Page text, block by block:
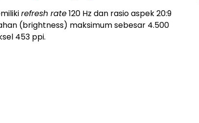
refresh rate120 Hz dan rasio aspek 20:9
(brightness) maksimum sebesar 4.500
453 ppi.